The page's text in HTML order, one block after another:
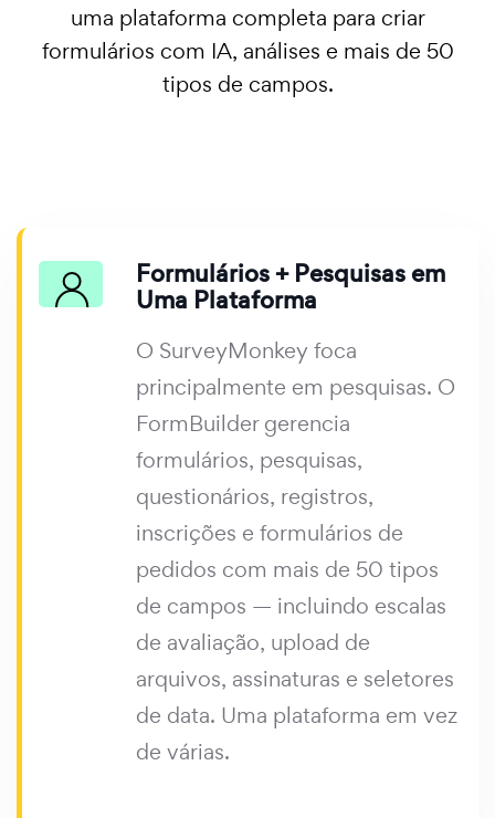
uma plataforma completa para criar
formulários com IA, análises e mais de 50
tipos de campos.
Formulários + Pesquisas em
Uma Plataforma
O SurveyMonkey foca
principalmente em pesquisas. O
FormBuilder gerencia
formulários, pesquisas,
questionários, registros,
inscrições e formulários de
pedidos com mais de 50 tipos
de campos — incluindo escalas
de avaliação, upload de
arquivos, assinaturas e seletores
de data. Uma plataforma em vez
de várias.